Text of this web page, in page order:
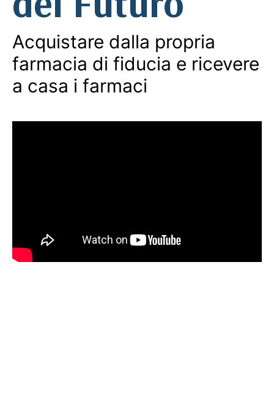
Acquistare dalla propria
farmacia di fiducia e ricevere
a casa i farmaci